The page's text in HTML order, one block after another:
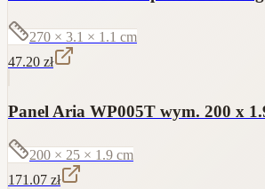
270 × 3.1 × 1.1 cm
47.20 zł
Panel Aria WP005T wym. 200 x
200 × 25 × 1.9 cm
171.07 zł